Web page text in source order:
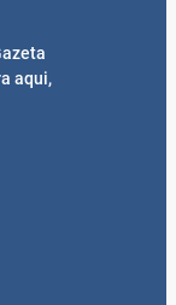
aqui,